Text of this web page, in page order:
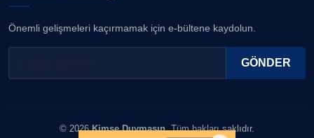
Önemli gelişmeleri kaçırmamak için e-bültene kaydolun.
GÖNDER
© 2026Kimse Duymasın. Tüm hakları saklıdır.